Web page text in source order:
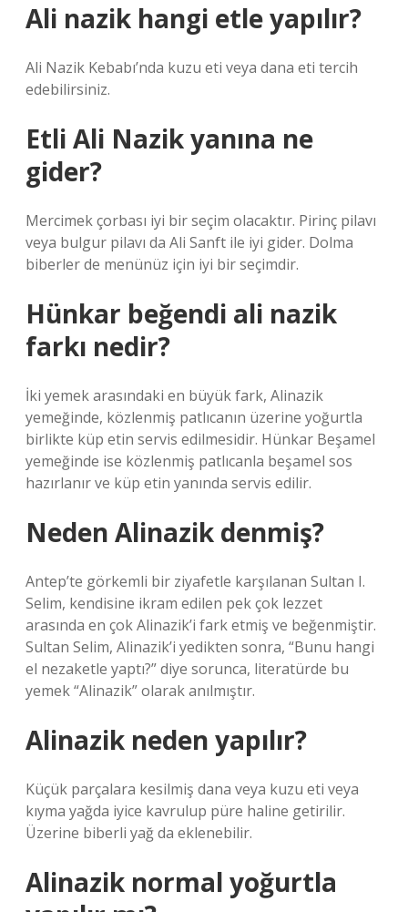
Ali nazik hangi etle yapılır?
Ali Nazik Kebabı’nda kuzu eti veya dana eti tercih
edebilirsiniz.
Etli Ali Nazik yanına ne
gider?
Mercimek çorbası iyi bir seçim olacaktır. Pirinç pilavı
veya bulgur pilavı da Ali Sanft ile iyi gider. Dolma
biberler de menünüz için iyi bir seçimdir.
Hünkar beğendi ali nazik
farkı nedir?
İki yemek arasındaki en büyük fark, Alinazik
yemeğinde, közlenmiş patlıcanın üzerine yoğurtla
birlikte küp etin servis edilmesidir. Hünkar Beşamel
yemeğinde ise közlenmiş patlıcanla beşamel sos
hazırlanır ve küp etin yanında servis edilir.
Neden Alinazik denmiş?
Antep’te görkemli bir ziyafetle karşılanan Sultan I.
Selim, kendisine ikram edilen pek çok lezzet
arasında en çok Alinazik’i fark etmiş ve beğenmiştir.
Sultan Selim, Alinazik’i yedikten sonra, “Bunu hangi
el nezaketle yaptı?” diye sorunca, literatürde bu
yemek “Alinazik” olarak anılmıştır.
Alinazik neden yapılır?
Küçük parçalara kesilmiş dana veya kuzu eti veya
kıyma yağda iyice kavrulup püre haline getirilir.
Üzerine biberli yağ da eklenebilir.
Alinazik normal yoğurtla